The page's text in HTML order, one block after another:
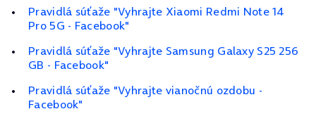
Pravidlá súťaže "Vyhrajte Xiaomi Redmi Note 14
Pro 5G - Facebook"
Pravidlá súťaže "Vyhrajte Samsung Galaxy S25 256
GB - Facebook"
Pravidlá súťaže "Vyhrajte vianočnú ozdobu -
Facebook"